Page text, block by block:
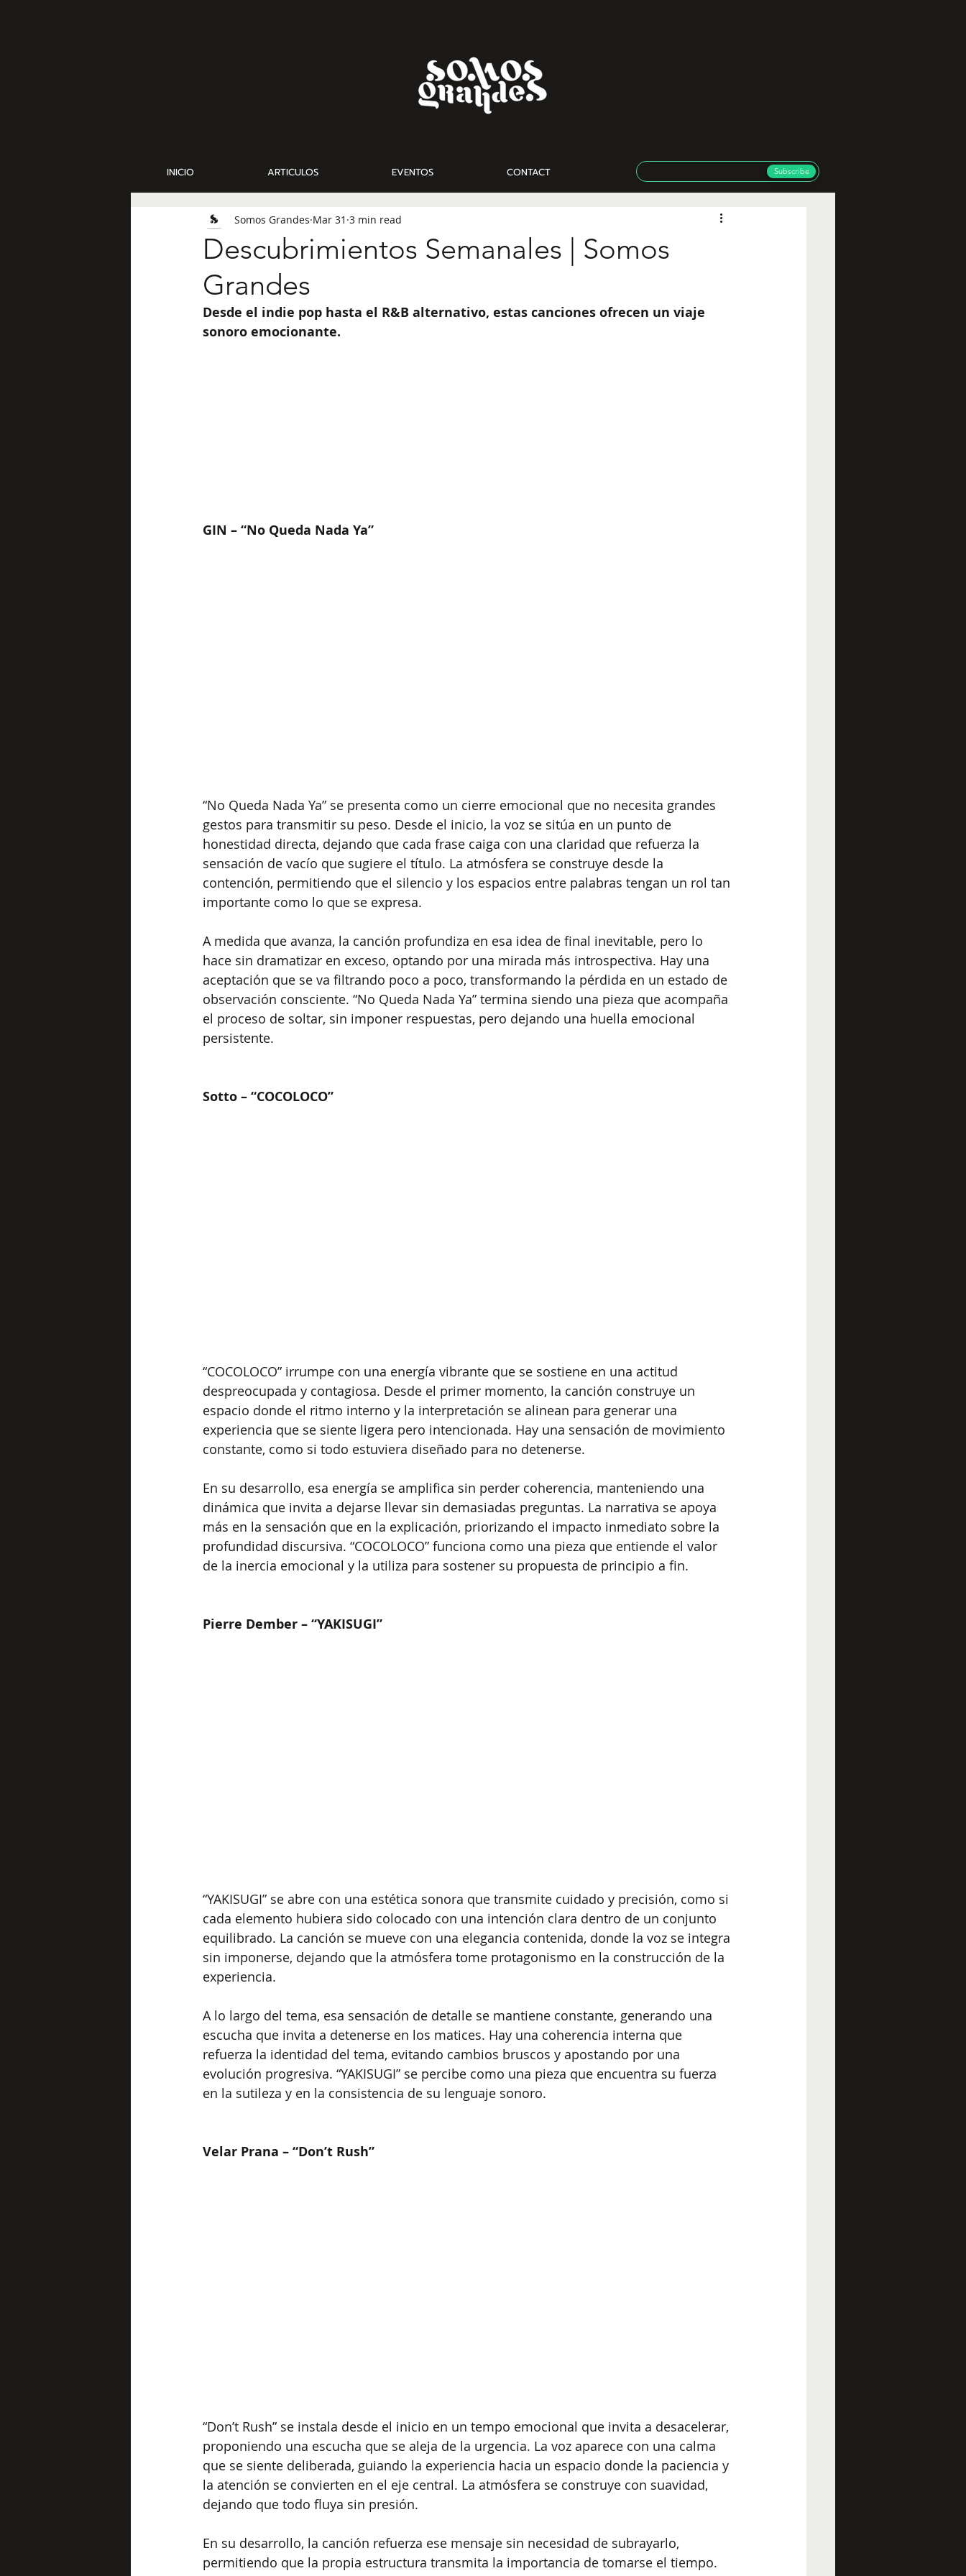
INICIO ARTICULOS EVENTOS CONTACT Subscribe
Descubrimientos Semanales | Somos
Grandes
Somos Grandes Mar 31 3 min read
Desde el indie pop hasta el R&B alternativo, estas canciones ofrecen un viaje
sonoro emocionante.
GIN – “No Queda Nada Ya”
“No Queda Nada Ya” se presenta como un cierre emocional que no necesita grandes
gestos para transmitir su peso. Desde el inicio, la voz se sitúa en un punto de
honestidad directa, dejando que cada frase caiga con una claridad que refuerza la
sensación de vacío que sugiere el título. La atmósfera se construye desde la
contención, permitiendo que el silencio y los espacios entre palabras tengan un rol tan
importante como lo que se expresa.
A medida que avanza, la canción profundiza en esa idea de final inevitable, pero lo
hace sin dramatizar en exceso, optando por una mirada más introspectiva. Hay una
aceptación que se va filtrando poco a poco, transformando la pérdida en un estado de
observación consciente. “No Queda Nada Ya” termina siendo una pieza que acompaña
el proceso de soltar, sin imponer respuestas, pero dejando una huella emocional
persistente.
Sotto – “COCOLOCO”
“COCOLOCO” irrumpe con una energía vibrante que se sostiene en una actitud
despreocupada y contagiosa. Desde el primer momento, la canción construye un
espacio donde el ritmo interno y la interpretación se alinean para generar una
experiencia que se siente ligera pero intencionada. Hay una sensación de movimiento
constante, como si todo estuviera diseñado para no detenerse.
En su desarrollo, esa energía se amplifica sin perder coherencia, manteniendo una
dinámica que invita a dejarse llevar sin demasiadas preguntas. La narrativa se apoya
más en la sensación que en la explicación, priorizando el impacto inmediato sobre la
profundidad discursiva. “COCOLOCO” funciona como una pieza que entiende el valor
de la inercia emocional y la utiliza para sostener su propuesta de principio a fin.
Pierre Dember – “YAKISUGI”
“YAKISUGI” se abre con una estética sonora que transmite cuidado y precisión, como si
cada elemento hubiera sido colocado con una intención clara dentro de un conjunto
equilibrado. La canción se mueve con una elegancia contenida, donde la voz se integra
sin imponerse, dejando que la atmósfera tome protagonismo en la construcción de la
experiencia.
A lo largo del tema, esa sensación de detalle se mantiene constante, generando una
escucha que invita a detenerse en los matices. Hay una coherencia interna que
refuerza la identidad del tema, evitando cambios bruscos y apostando por una
evolución progresiva. “YAKISUGI” se percibe como una pieza que encuentra su fuerza
en la sutileza y en la consistencia de su lenguaje sonoro.
Velar Prana – “Don’t Rush”
“Don’t Rush” se instala desde el inicio en un tempo emocional que invita a desacelerar,
proponiendo una escucha que se aleja de la urgencia. La voz aparece con una calma
que se siente deliberada, guiando la experiencia hacia un espacio donde la paciencia y
la atención se convierten en el eje central. La atmósfera se construye con suavidad,
dejando que todo fluya sin presión.
En su desarrollo, la canción refuerza ese mensaje sin necesidad de subrayarlo,
permitiendo que la propia estructura transmita la importancia de tomarse el tiempo.